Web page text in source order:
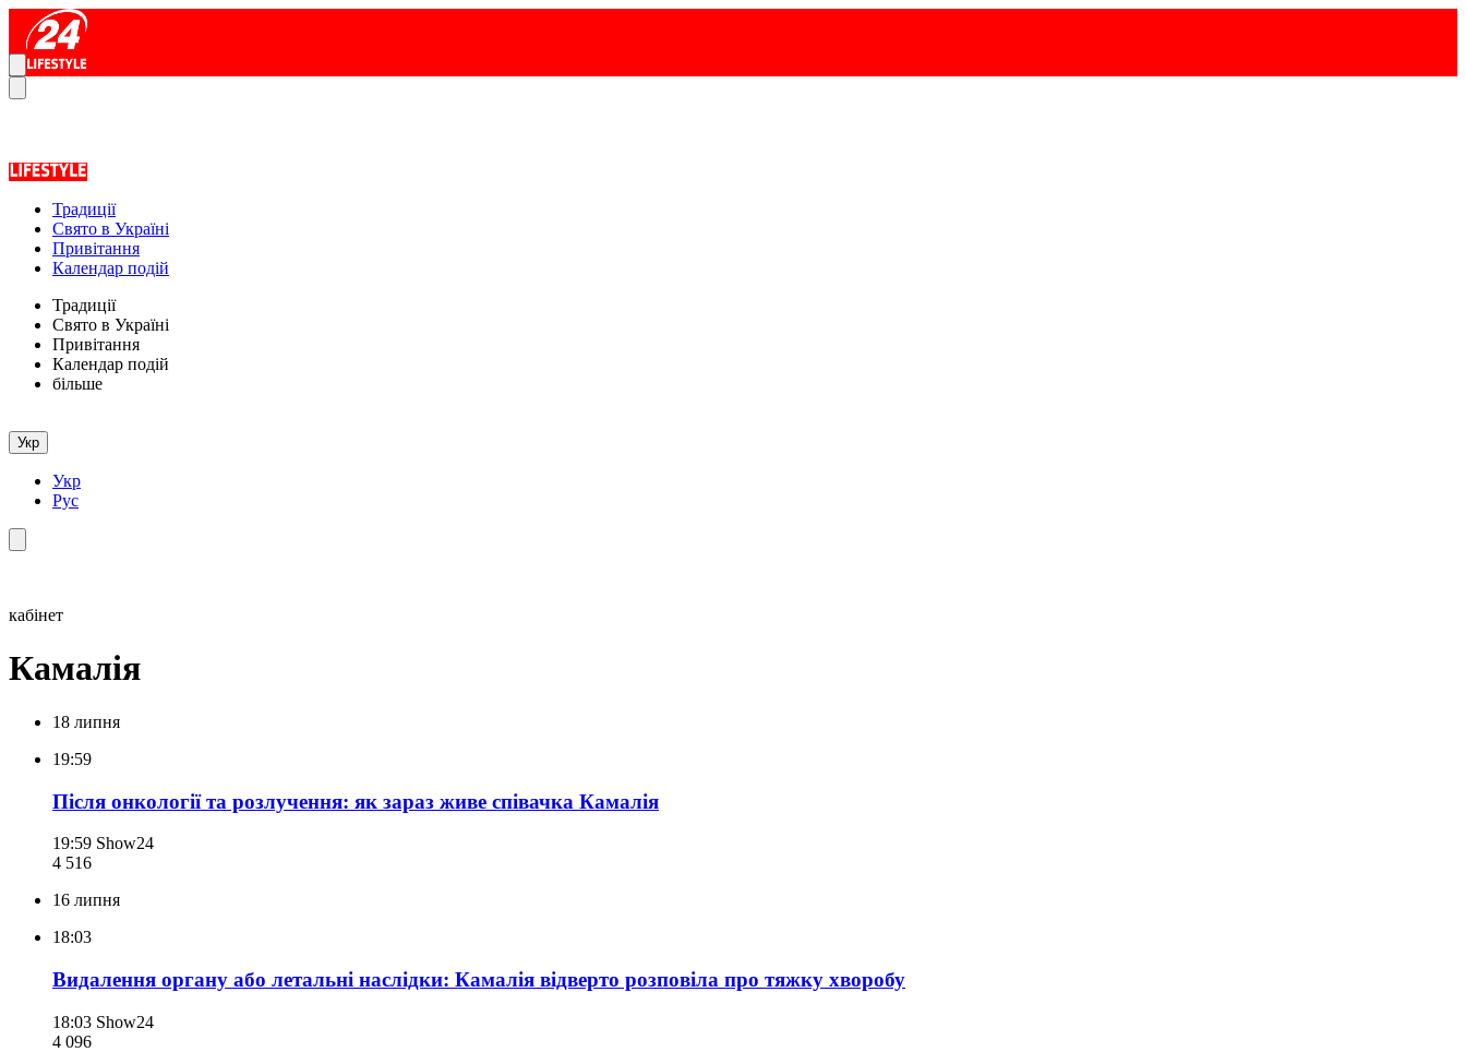
Традиції
Свято в Україні
Привітання
Календар подій
Традиції
Свято в Україні
Привітання
Календар подій
більше
Укр
Укр
Рус
кабінет
Камалія
18 липня
19:59
Після онкології та розлучення: як зараз живе співачка Камалія
19:59 Show24
4 516
16 липня
18:03
Видалення органу або летальні наслідки: Камалія відверто розповіла про тяжку хворобу
18:03 Show24
4 096